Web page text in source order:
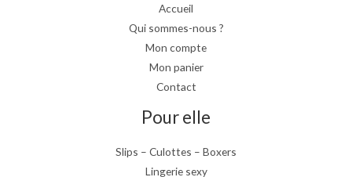
Accueil
Qui sommes-nous ?
Mon compte
Mon panier
Contact
Pour elle
Slips – Culottes – Boxers
Lingerie sexy